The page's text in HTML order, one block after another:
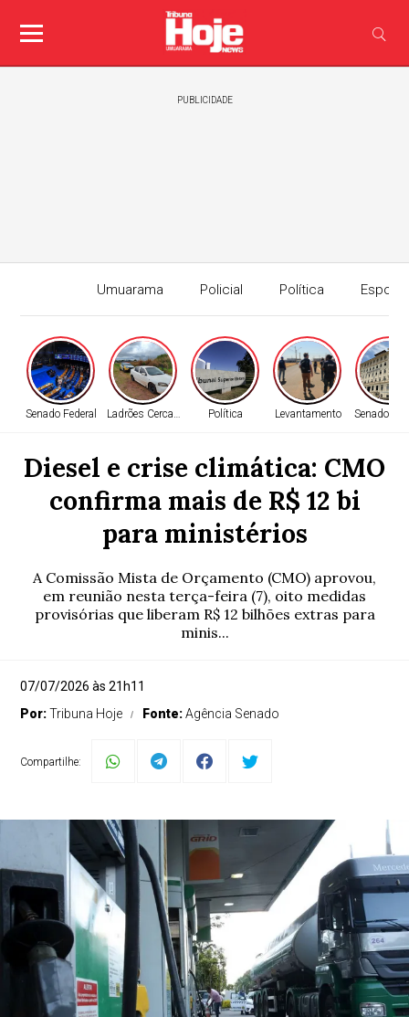
PUBLICIDADE
Umuarama Policial Política
Edição
Senado Federal Ladrões Cercados Política Levantamento Senado
Diesel e crise climática: CMO
confirma mais de R$ 12 bi
para ministérios
A Comissão Mista de Orçamento (CMO) aprovou,
em reunião nesta terça-feira (7), oito medidas
provisórias que liberam R$ 12 bilhões extras para
minis...
07/07/2026 às 21h11
Por:Tribuna Hoje Fonte:Agência Senado
Compartilhe: